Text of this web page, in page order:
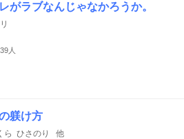
がラブなんじゃなかろうか。
人
躾け方
ら ひさのり 他